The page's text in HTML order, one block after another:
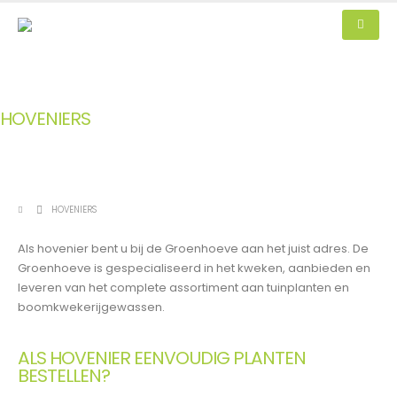
HOVENIERS
HOVENIERS
Als hovenier bent u bij de Groenhoeve aan het juist adres. De
Groenhoeve is gespecialiseerd in het kweken, aanbieden en
leveren van het complete assortiment aan tuinplanten en
boomkwekerijgewassen.
ALS HOVENIER EENVOUDIG PLANTEN
BESTELLEN?